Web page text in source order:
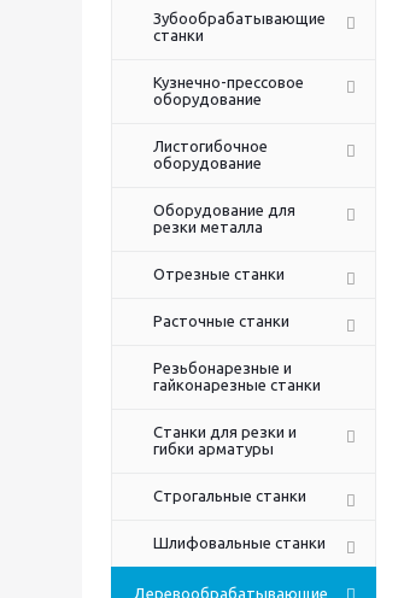
Зубообрабатывающие
станки
Кузнечно-прессовое
оборудование
Листогибочное
оборудование
Оборудование для
резки металла
Отрезные станки
Расточные станки
Резьбонарезные и
гайконарезные станки
Станки для резки и
гибки арматуры
Строгальные станки
Шлифовальные станки
Деревообрабатывающие